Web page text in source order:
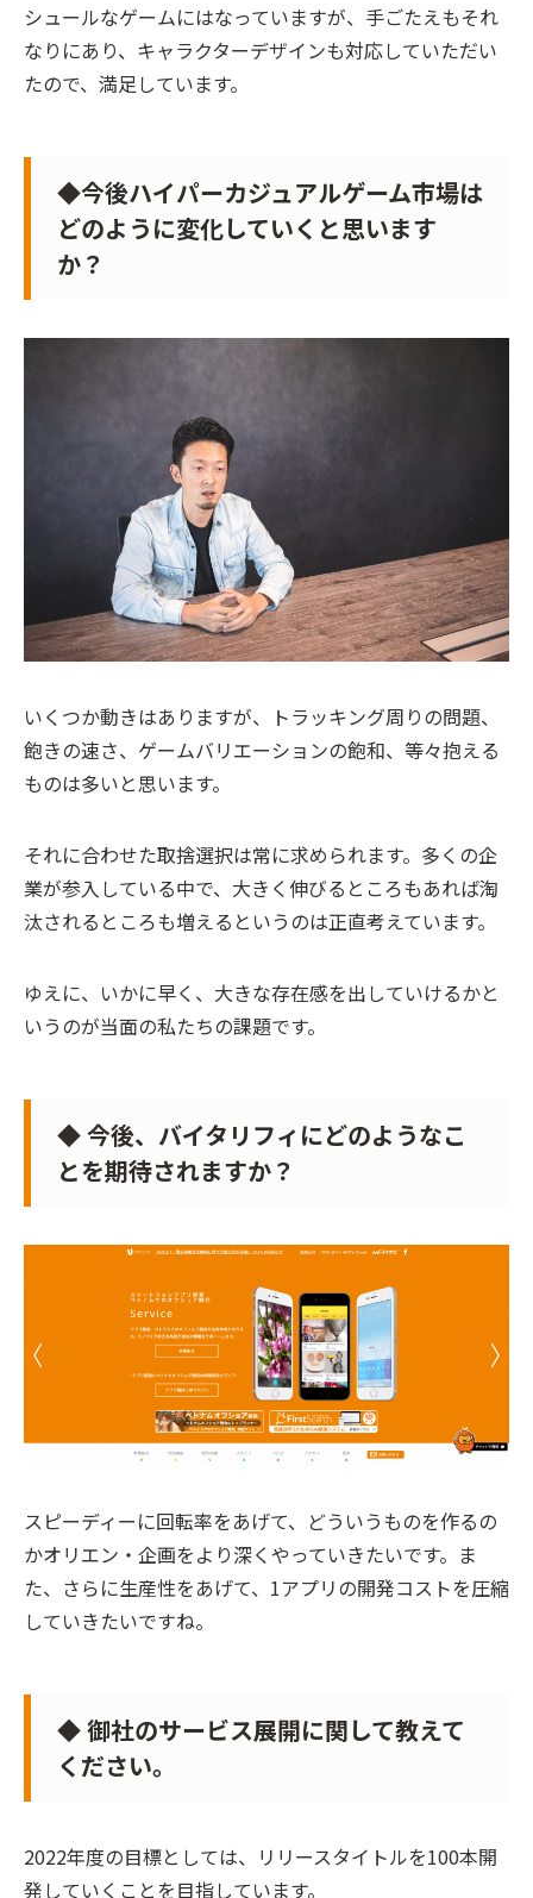
シュールなゲームにはなっていますが、手ごたえもそれ
なりにあり、キャラクターデザインも対応していただい
たので、満足しています。
◆今後ハイパーカジュアルゲーム市場は
どのように変化していくと思います
か？
いくつか動きはありますが、トラッキング周りの問題、
飽きの速さ、ゲームバリエーションの飽和、等々抱える
ものは多いと思います。
それに合わせた取捨選択は常に求められます。多くの企
業が参入している中で、大きく伸びるところもあれば淘
汰されるところも増えるというのは正直考えています。
ゆえに、いかに早く、大きな存在感を出していけるかと
いうのが当面の私たちの課題です。
◆ 今後、バイタリフィにどのようなこ
とを期待されますか？
スピーディーに回転率をあげて、どういうものを作るの
かオリエン・企画をより深くやっていきたいです。ま
た、さらに生産性をあげて、1アプリの開発コストを圧縮
していきたいですね。
◆ 御社のサービス展開に関して教えて
ください。
2022年度の目標としては、リリースタイトルを100本開
発していくことを目指しています。